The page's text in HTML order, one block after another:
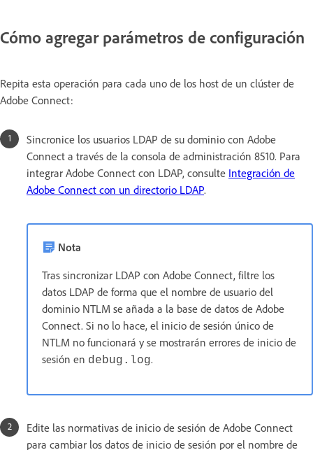
Cómo agregar parámetros de configuración
Repita esta operación para cada uno de los host de un clúster de
Adobe Connect:
Sincronice los usuarios LDAP de su dominio con Adobe
Connect a través de la consola de administración 8510. Para
integrar Adobe Connect con LDAP, consulte Integración de
Adobe Connect con un directorio LDAP.
Nota
Tras sincronizar LDAP con Adobe Connect, filtre los
datos LDAP de forma que el nombre de usuario del
dominio NTLM se añada a la base de datos de Adobe
Connect. Si no lo hace, el inicio de sesión único de
NTLM no funcionará y se mostrarán errores de inicio de
sesión en debug.log.
Edite las normativas de inicio de sesión de Adobe Connect
para cambiar los datos de inicio de sesión por el nombre de